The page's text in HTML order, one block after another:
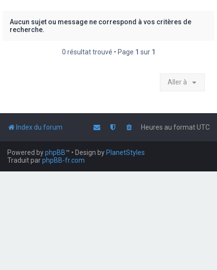
Aucun sujet ou message ne correspond à vos critères de
recherche.
0 résultat trouvé • Page 1 sur 1
Aller à
Index du forum Heures au formatUTC
Powered byphpBB™ • Design by PlanetStyles
Traduit parphpBB-fr.com